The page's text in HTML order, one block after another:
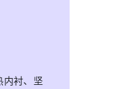
内衬、坚